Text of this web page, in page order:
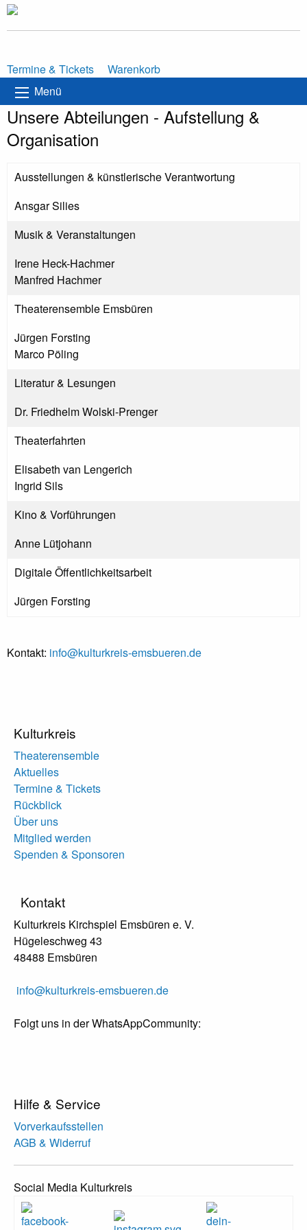
Termine & Tickets
Warenkorb
Menü
Unsere Abteilungen - Aufstellung &
Organisation
Ausstellungen & künstlerische Verantwortung
Ansgar Silies
Musik & Veranstaltungen
Irene Heck-Hachmer
Manfred Hachmer
Theaterensemble Emsbüren
Jürgen Forsting
Marco Pöling
Literatur & Lesungen
Dr. Friedhelm Wolski-Prenger
Theaterfahrten
Elisabeth van Lengerich
Ingrid Sils
Kino & Vorführungen
Anne Lütjohann
Digitale Öffentlichkeitsarbeit
Jürgen Forsting
Kontakt: info@kulturkreis-emsbueren.de
Kulturkreis
Theaterensemble
Aktuelles
Termine & Tickets
Rückblick
Über uns
Mitglied werden
Spenden & Sponsoren
Kontakt
Kulturkreis Kirchspiel Emsbüren e. V.
Hügeleschweg 43
48488 Emsbüren
info@kulturkreis-emsbueren.de
Folgt uns in der WhatsAppCommunity:
Hilfe & Service
Vorverkaufsstellen
AGB & Widerruf
Social Media Kulturkreis